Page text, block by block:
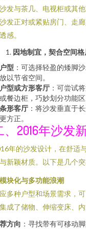
发与茶几、电视柜或其
发正对或紧贴房门、走
感。
因地制宜，契合空间格
型 ：可选择轻盈的矮脚
以节省空间。
型或方形客厅 ：可尝试
餐边柜，巧妙划分功能区
形客厅 ：将沙发垂直于
方正。
、2016年沙发
年的沙发设计，在舒适
新颖材质。以下是几个
模块化与多功能浪潮
多种户型和场景需求，
成了储物、伸缩变床、
方向 ：寻找带有可移动